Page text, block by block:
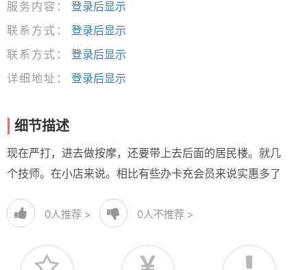
服务内容：
登录后显示
联系方式：
登录后显示
联系方式：
登录后显示
详细地址：
登录后显示
细节描述
现在严打，进去做按摩，还要带上去后面的居民楼。就几
个技师。在小店来说。相比有些办卡充会员来说实惠多了
0人推荐 > 0人不推荐 >